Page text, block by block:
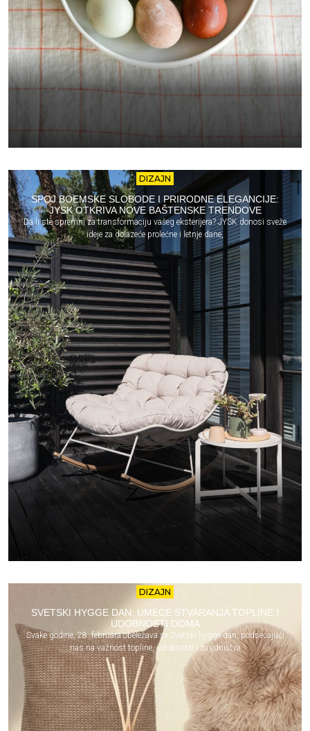
DIZAJN
SPOJ BOEMSKE SLOBODE I PRIRODNE ELEGANCIJE:
JYSK OTKRIVA NOVE BAŠTENSKE TRENDOVE
Da li ste spremni za transformaciju vašeg eksterijera? JYSK donosi sveže
ideje za dolazeće prolećne i letnje dane,
DIZAJN
SVETSKI HYGGE DAN: UMEĆE STVARANJA TOPLINE I
UDOBNOSTI DOMA
Svake godine, 28. februara obeležava se Svetski hygge dan, podsećajući
nas na važnost topline, udobnosti i zajedništva